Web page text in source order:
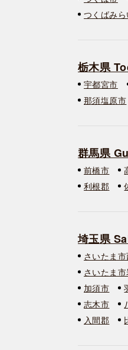
つくばみ
栃木県
宇都宮市
那須塩原市
群馬県
前橋市
利根郡
埼玉県
さいたま
さいたま
加須市
志木市
入間郡